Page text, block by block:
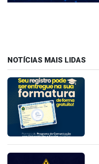
NOTÍCIAS MAIS LIDAS